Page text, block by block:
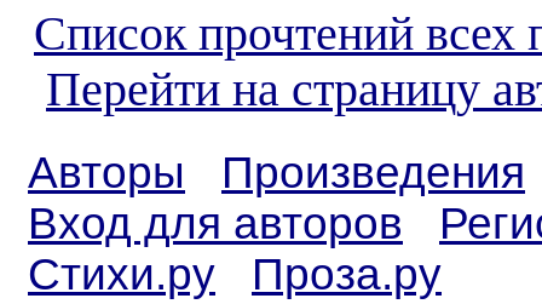
Список прочтений всех
Перейти на страницу
Авторы
Произведения
Вход для авторов
Стихи.ру
Проза.ру